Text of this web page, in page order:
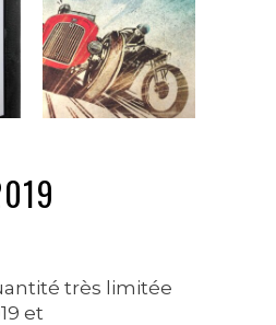
très limitée
et